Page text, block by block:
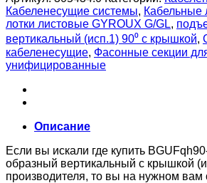
Кабеленесущие системы, Кабельные
лотки листовые GYROUX G/GL,
вертикальный (исп.1) 90⁰ с крышкой,
кабеленесущие, Фасонные секции
унифицированные
Описание
Если вы искали где купить
образный вертикальный с крышкой
производителя, то вы на нужном вам